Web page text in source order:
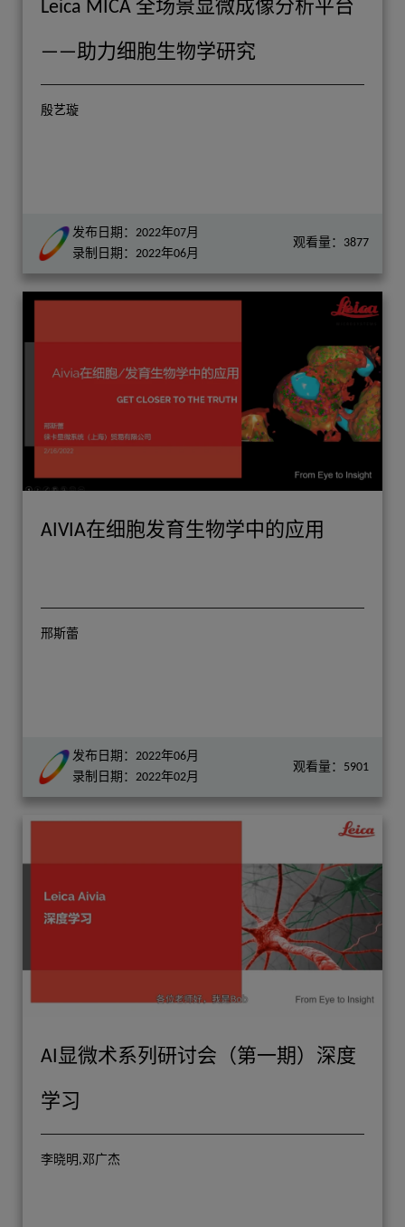
Leica MICA 全场景显微成像分析平台
——助力细胞生物学研究
殷艺璇
发布日期：2022年07月
录制日期：2022年06月
观看量：3877
AIVIA在细胞发育生物学中的应用
邢斯蕾
发布日期：2022年06月
录制日期：2022年02月
观看量：5901
AI显微术系列研讨会（第一期）深度
学习
李晓明,邓广杰